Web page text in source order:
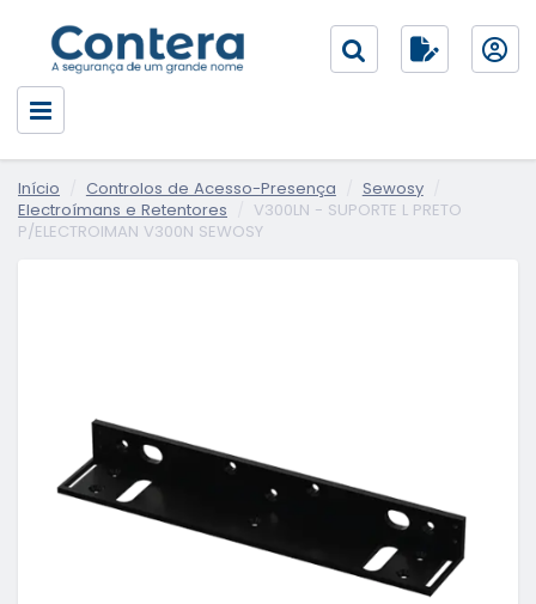
Início Controlos de Acesso-Presença
Sewosy
Electroímans e Retentores
V300LN - SUPORTE L PRETO
P/ELECTROIMAN V300N SEWOSY